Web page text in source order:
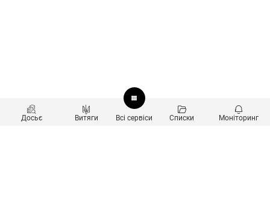
Досьє Витяги Всі сервіси Списки Моніторинг